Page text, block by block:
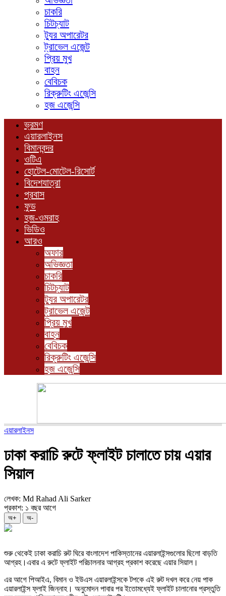
চাকরি
চিটচ্যাট
ট্যুর অপারেটর
ট্রাভেল এজেন্ট
প্রিয় মুখ
বাহন
বেবিচক
রিক্রুটিং এজেন্সি
হজ এজেন্সি
ভ্রমণ
এয়ারলাইনস
বিমানবন্দর
ওটিএ
হোটেল-মোটেল-রিসোর্ট
বিদেশযাত্রা
প্রবাস
ফুড
হজ-ওমরাহ
ভিডিও
আরও
অফার
অভিজ্ঞতা
চাকরি
চিটচ্যাট
ট্যুর অপারেটর
ট্রাভেল এজেন্ট
প্রিয় মুখ
বাহন
বেবিচক
রিক্রুটিং এজেন্সি
হজ এজেন্সি
এয়ারলাইনস
ঢাকা করাচি রুটে ফ্লাইট চালাতে চায় এয়ার
সিয়াল
লেখক: Md Rahad Ali Sarker
প্রকাশ: ১ বছর আগে
অ+ অ-
শুরু থেকেই ঢাকা করাচি রুট ঘিরে বাংলাদেশ পাকিস্তানের এয়ারলাইন্সগুলোর ছিলো বাড়তি
আগ্রহ।এবার এ রুটে ফ্লাইট পরিচালনার আগ্রহ প্রকাশ করেছে এয়ার সিয়াল।
এর আগে পিআইএ, বিমান ও ইউএস এয়ারলাইন্সকে টপকে এই রুট দখল করে নেয় পাক
এয়ারলাইন্স ফ্লাই জিন্নাহ। অনুমোদন পাবার পর ইতোমধ্যেই ফ্লাইট চালানোর প্রস্তুতি